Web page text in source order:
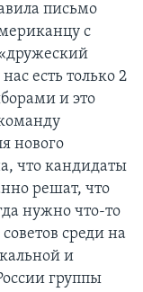
письмо
с
есть только 2
и это
нового
что кандидаты
решат, что
нужно что-то
среди на
и
группы